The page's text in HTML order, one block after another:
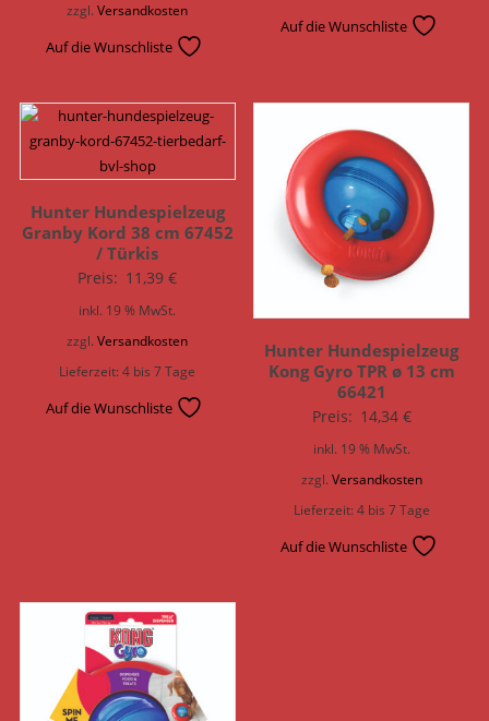
zzgl.Versandkosten
Auf die Wunschliste
Auf die Wunschliste
Hunter Hundespielzeug
Granby Kord 38 cm 67452
/ Türkis
Preis: 11,39€
inkl. 19 % MwSt.
zzgl.Versandkosten
Lieferzeit:4 bis 7 Tage
Auf die Wunschliste
Hunter Hundespielzeug
Kong Gyro TPR ø 13 cm
66421
Preis: 14,34 €
inkl. 19 % MwSt.
zzgl. Versandkosten
Lieferzeit:4 bis 7 Tage
Auf die Wunschliste